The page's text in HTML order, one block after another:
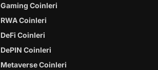
Gaming Coinleri
RWA Coinleri
DeFi Coinleri
DePIN Coinleri
Metaverse Coinleri